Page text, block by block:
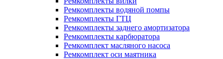
Ремкомплекты водяной помпы
Ремкомплекты ГТЦ
Ремкомплекты заднего амортизатора
Ремкомплекты карбюратора
Ремкомплект масляного насоса
Ремкомплект оси маятника